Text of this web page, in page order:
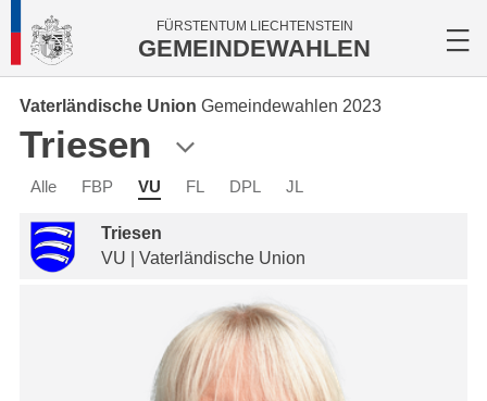
FÜRSTENTUM LIECHTENSTEIN
GEMEINDEWAHLEN
Vaterländische Union Gemeindewahlen 2023
Triesen
Alle FBP VU FL DPL JL
Triesen
VU | Vaterländische Union